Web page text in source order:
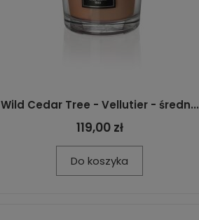
Wild Cedar Tree - Vellutier - średn...
119,00 zł
Do koszyka